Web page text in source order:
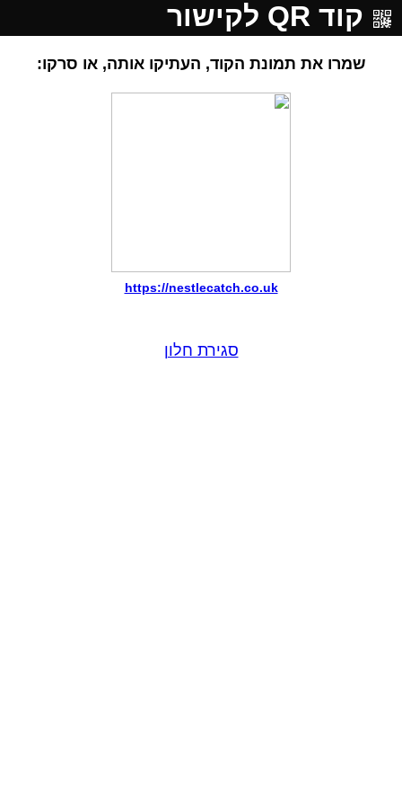
קוד QR לקישור
שמרו את תמונת הקוד, העתיקו אותה, או סרקו:
https://nestlecatch.co.uk
סגירת חלון